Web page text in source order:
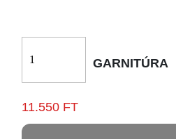
GARNITÚRA
11.550 FT